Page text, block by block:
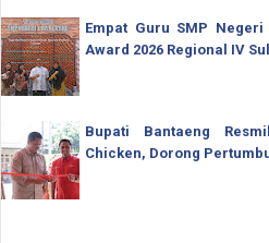
Empat Guru SMP
Award 2026 Regional IV
Bupati Bantaeng
Chicken, Dorong